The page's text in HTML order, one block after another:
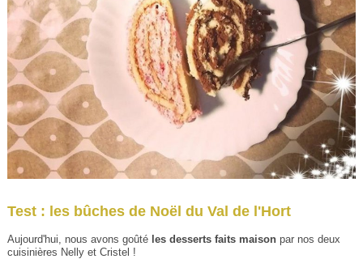
Test : les bûches de Noël du Val de l'Hort
Aujourd'hui, nous avons goûté les desserts faits maisonpar nos deux
cuisinières Nelly et Cristel !